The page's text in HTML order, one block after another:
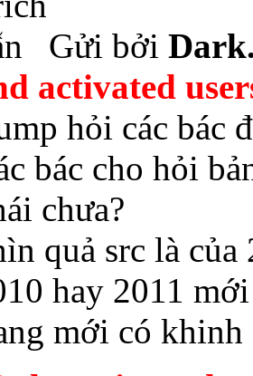
Gửi bởi
activated
hỏi các bác
bác cho hỏi
chưa?
quả src là
hay 2011
mới có khinh